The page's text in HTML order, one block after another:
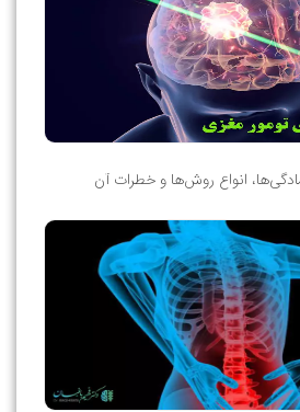
انواع روش‌ها و خطرات آن